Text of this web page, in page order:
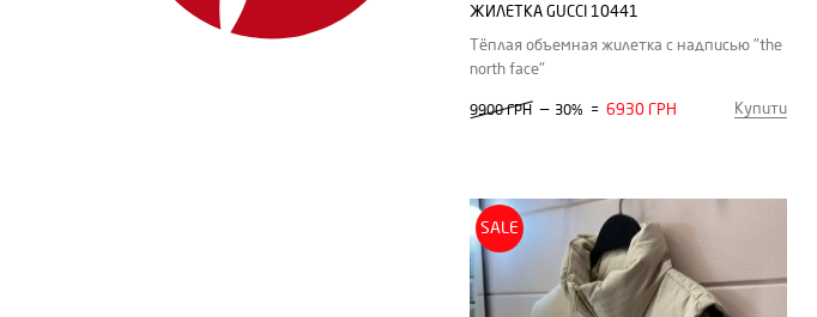
ЖИЛЕТКА GUCCI 10441
Тёплая объемная жилетка с надписью "the
north face"
9900 ГРН — 30% = 6930 ГРН Купити
SALE